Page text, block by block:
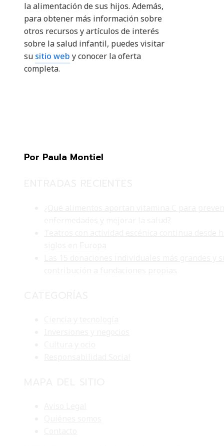
la alimentación de sus hijos. Además,
para obtener más información sobre
otros recursos y artículos de interés
sobre la salud infantil, puedes visitar
su sitio web y conocer la oferta
completa.
Por Paula Montiel